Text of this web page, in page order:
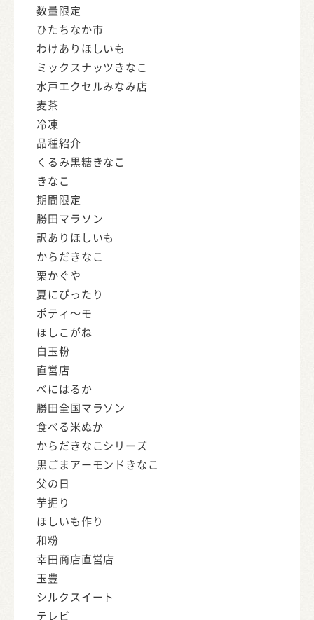
数量限定
ひたちなか市
わけありほしいも
ミックスナッツきなこ
水戸エクセルみなみ店
麦茶
冷凍
品種紹介
くるみ黒糖きなこ
きなこ
期間限定
勝田マラソン
訳ありほしいも
からだきなこ
栗かぐや
夏にぴったり
ポティ～モ
ほしこがね
白玉粉
直営店
べにはるか
勝田全国マラソン
食べる米ぬか
からだきなこシリーズ
黒ごまアーモンドきなこ
父の日
芋掘り
ほしいも作り
和粉
幸田商店直営店
玉豊
シルクスイート
テレビ